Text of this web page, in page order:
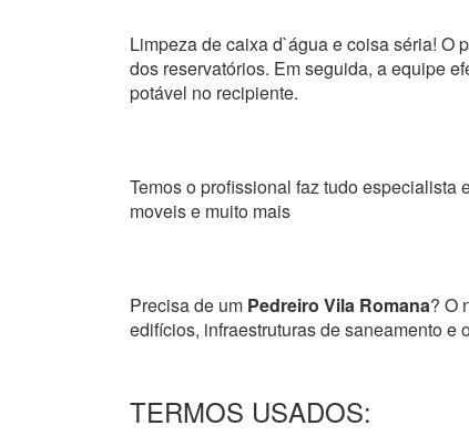
Limpeza de caixa d`água e coisa séria! O
dos reservatórios. Em seguida, a equipe
potável no recipiente.
Temos o profissional faz tudo
moveis e muito mais
Precisa de um Pedreiro Vila Romana? O
edifícios, infraestruturas de saneamento e
TERMOS USADOS: